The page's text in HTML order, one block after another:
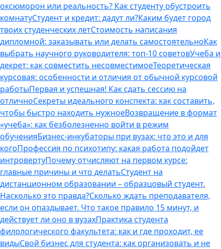
оксюморон или реальность? Как студенту обустроить
комнатуСтудент и кредит: дадут ли?Каким будет город
твоих студенческих летСтоимость написания
дипломной: заказывать или делать самостоятельноКак
выбрать научного руководителя: топ-10 советовУчеба и
декрет: как совместить несовместимоеТеоретическая
курсовая: особенности и отличия от обычной курсовой
работыПервая и успешная! Как сдать сессию на
отличноСекреты идеального конспекта: как составить,
чтобы быстро находить нужноеВозвращение в формат
«учеба»: как безболезненно войти в режим
обученияБизнес-инкубаторы при вузах: что это и для
когоПрофессия по психотипу: какая работа подойдет
интровертуПочему отчисляют на первом курсе:
главные причины и что делатьСтудент на
дистанционном образовании – образцовый студент.
Насколько это правда?Сколько ждать преподавателя,
если он опаздывает. Что такое правило 15 минут, и
действует ли оно в вузахПрактика студента
филологического факультета: как и где проходит, ее
видыСвой бизнес для студента: как организовать и не